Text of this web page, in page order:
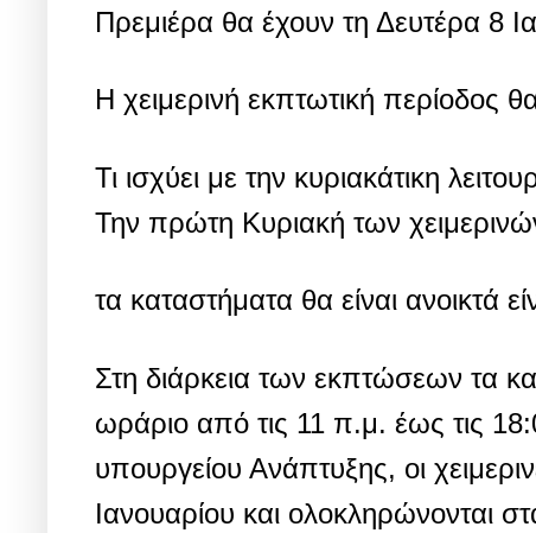
Πρεμιέρα θα έχουν τη Δευτέρα 8
Η χειμερινή εκπτωτική περίοδος
Τι ισχύει με την κυριακάτικη
Την πρώτη Κυριακή των
τα καταστήματα θα είναι ανοικτά
Στη διάρκεια των εκπτώσεων τα
ωράριο από τις 11 π.μ. έως τις
υπουργείου Ανάπτυξης, οι
Ιανουαρίου και ολοκληρώνονται